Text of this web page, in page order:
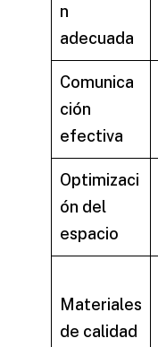
n
adecuada
Comunica
ción
efectiva
Optimizaci
ón del
espacio
Materiales
de calidad